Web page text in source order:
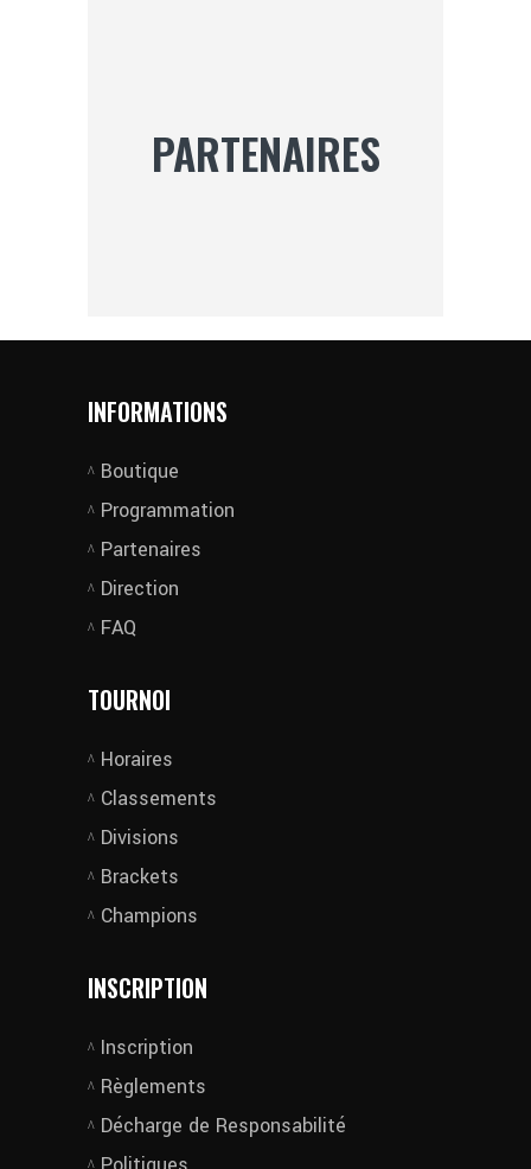
PARTENAIRES
INFORMATIONS
Boutique
Programmation
Partenaires
Direction
FAQ
TOURNOI
Horaires
Classements
Divisions
Brackets
Champions
INSCRIPTION
Inscription
Règlements
Décharge de Responsabilité